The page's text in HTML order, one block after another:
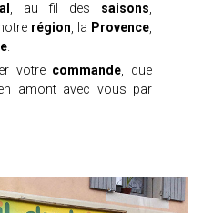
, au fil des saisons
région , la Provence
votre commande , que
amont avec vous par